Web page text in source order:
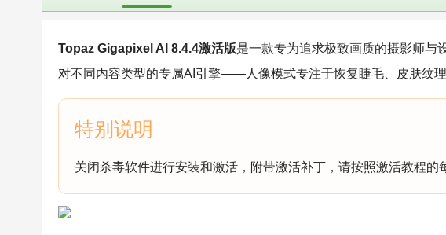
Topaz Gigapixel AI 8.4.4激活版是一款专为追求极致画质的摄影师与
对不同内容类型的专属AI引擎——人像模式专注于恢复睫毛、皮肤纹
关闭杀毒软件进行安装和激活，附带激活补丁，请按照激活教程的